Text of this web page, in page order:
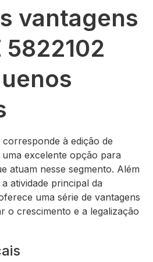
vantagens
5822102
corresponde à edição de
excelente opção para
atuam nesse segmento. Além
atividade principal da
uma série de vantagens
o crescimento e a legalização